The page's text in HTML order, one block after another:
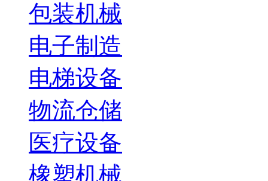
包装机械
电子制造
电梯设备
物流仓储
医疗设备
橡塑机械